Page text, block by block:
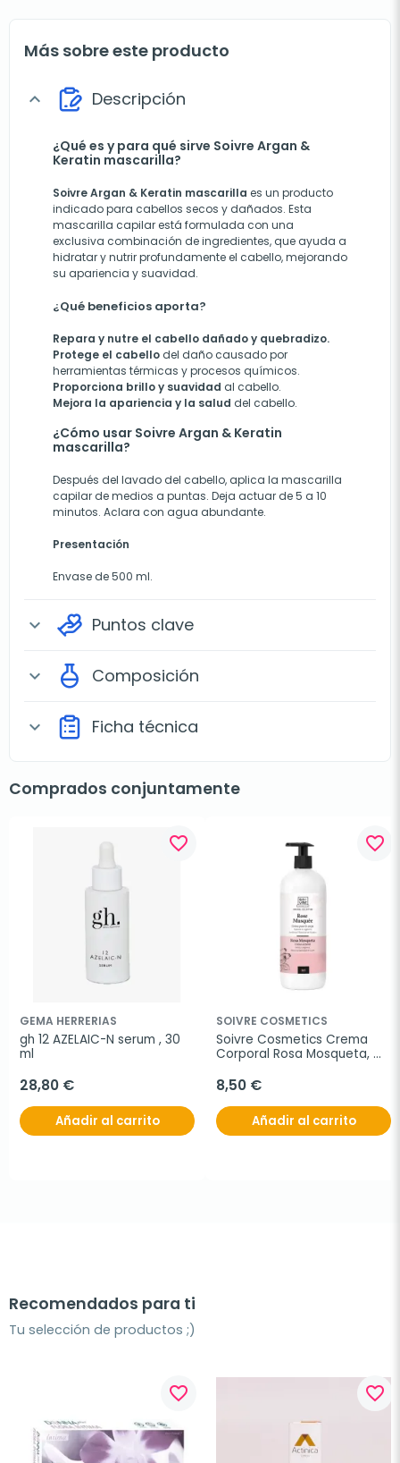
Más sobre este producto
expand_more Descripción
¿Qué es y para qué sirve Soivre Argan &
Keratin mascarilla?
Soivre Argan & Keratin mascarilla es un producto
indicado para cabellos secos y dañados. Esta
mascarilla capilar está formulada con una
exclusiva combinación de ingredientes, que ayuda a
hidratar y nutrir profundamente el cabello, mejorando
su apariencia y suavidad.
¿Qué beneficios aporta?
Repara y nutre el cabello dañado y quebradizo.
Protege el cabello del daño causado por
herramientas térmicas y procesos químicos.
Proporciona brillo y suavidad al cabello.
Mejora la apariencia y la salud del cabello.
¿Cómo usar Soivre Argan & Keratin
mascarilla?
Después del lavado del cabello, aplica la mascarilla
capilar de medios a puntas. Deja actuar de 5 a 10
minutos. Aclara con agua abundante.
Presentación
Envase de 500 ml.
expand_more Puntos clave
expand_more Composición
expand_more Ficha técnica
Comprados conjuntamente
favorite_border
GEMA HERRERIAS
gh 12 AZELAIC-N serum , 30
ml
28,80 €
Añadir al carrito
favorite_border
SOIVRE COSMETICS
Soivre Cosmetics Crema
Corporal Rosa Mosqueta,
8,50 €
Añadir al carrito
Recomendados para ti
Tu selección de productos ;)
favorite_border favorite_border